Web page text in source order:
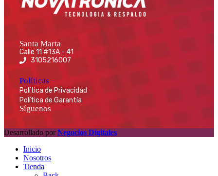
Santa Marta
Calle 11 #13A - 41
3105216007
Políticas
Política de Privacidad
Política de Garantía
Síguenos
Desarrollado por Negocios Digitales
Inicio
Nosotros
Tienda